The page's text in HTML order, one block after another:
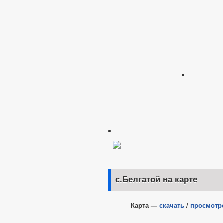
с.Белгатой на карте
Карта — скачать /